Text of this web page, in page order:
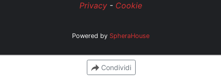
Privacy- Cookie
Powered by SpheraHouse
Condividi